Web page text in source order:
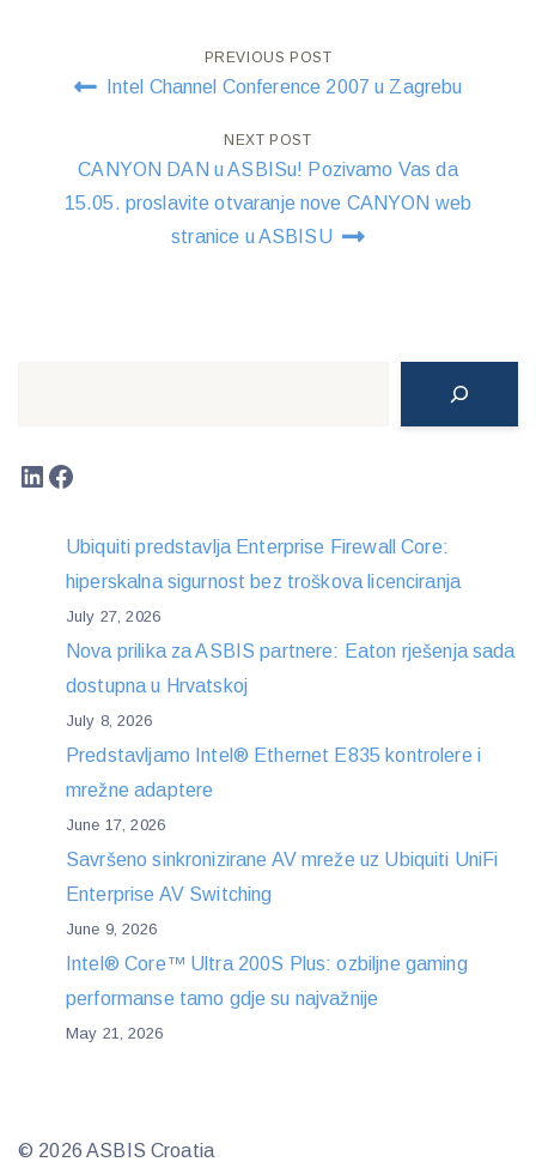
Post
navigation
PREVIOUS POST
Intel Channel Conference 2007 u Zagrebu
NEXT POST
CANYON DAN u ASBISu! Pozivamo Vas da
15.05. proslavite otvaranje nove CANYON web
stranice u ASBISU
LinkedIn
Facebook
Ubiquiti predstavlja Enterprise Firewall Core:
hiperskalna sigurnost bez troškova licenciranja
July 27, 2026
Nova prilika za ASBIS partnere: Eaton rješenja sada
dostupna u Hrvatskoj
July 8, 2026
Predstavljamo Intel® Ethernet E835 kontrolere i
mrežne adaptere
June 17, 2026
Savršeno sinkronizirane AV mreže uz Ubiquiti UniFi
Enterprise AV Switching
June 9, 2026
Intel® Core™ Ultra 200S Plus: ozbiljne gaming
performanse tamo gdje su najvažnije
May 21, 2026
© 2026 ASBIS Croatia